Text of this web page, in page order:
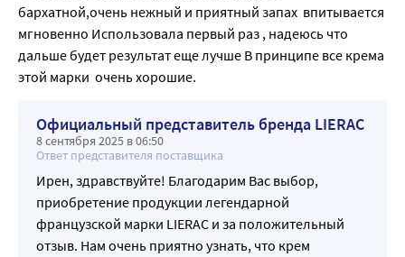
бархатной,очень нежный и приятный запах  впитывается
мгновенно Использовала первый раз , надеюсь что
дальше будет результат еще лучше В принципе все крема
этой марки  очень хорошие.
Официальный представитель бренда LIERAC
8 сентября 2025 в 06:50
Ответ представителя поставщика
Ирен, здравствуйте! Благодарим Вас выбор,
приобретение продукции легендарной
французской марки LIERAC и за положительный
отзыв. Нам очень приятно узнать, что крем